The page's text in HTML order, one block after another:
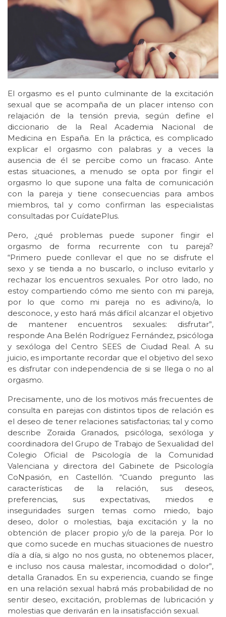
El orgasmo es el punto culminante de la excitación
sexual que se acompaña de un placer intenso con
relajación de la tensión previa, según define el
diccionario de la Real Academia Nacional de
Medicina en España. En la práctica, es complicado
explicar el orgasmo con palabras y a veces la
ausencia de él se percibe como un fracaso. Ante
estas situaciones, a menudo se opta por fingir el
orgasmo lo que supone una falta de comunicación
con la pareja y tiene consecuencias para ambos
miembros, tal y como confirman las especialistas
consultadas por CuídatePlus.
Pero, ¿qué problemas puede suponer fingir el
orgasmo de forma recurrente con tu pareja?
“Primero puede conllevar el que no se disfrute el
sexo y se tienda a no buscarlo, o incluso evitarlo y
rechazar los encuentros sexuales. Por otro lado, no
estoy compartiendo cómo me siento con mi pareja,
por lo que como mi pareja no es adivino/a, lo
desconoce, y esto hará más difícil alcanzar el objetivo
de mantener encuentros sexuales: disfrutar”,
responde Ana Belén Rodríguez Fernández, psicóloga
y sexóloga del Centro SEES de Ciudad Real. A su
juicio, es importante recordar que el objetivo del sexo
es disfrutar con independencia de si se llega o no al
orgasmo.
Precisamente, uno de los motivos más frecuentes de
consulta en parejas con distintos tipos de relación es
el deseo de tener relaciones satisfactorias; tal y como
describe Zoraida Granados, psicóloga, sexóloga y
coordinadora del Grupo de Trabajo de Sexualidad del
Colegio Oficial de Psicología de la Comunidad
Valenciana y directora del Gabinete de Psicología
CoNpasión, en Castellón. “Cuando pregunto las
características de la relación, sus deseos,
preferencias, sus expectativas, miedos e
inseguridades surgen temas como miedo, bajo
deseo, dolor o molestias, baja excitación y la no
obtención de placer propio y/o de la pareja. Por lo
que como sucede en muchas situaciones de nuestro
día a día, si algo no nos gusta, no obtenemos placer,
e incluso nos causa malestar, incomodidad o dolor”,
detalla Granados. En su experiencia, cuando se finge
en una relación sexual habrá más probabilidad de no
sentir deseo, excitación, problemas de lubricación y
molestias que derivarán en la insatisfacción sexual.